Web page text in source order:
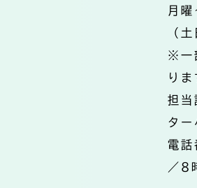
月
（
※一
りま
担当
タ
電
／8